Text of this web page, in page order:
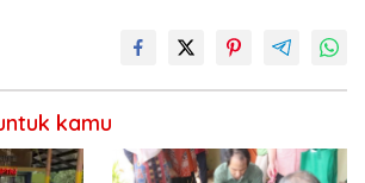
kamu